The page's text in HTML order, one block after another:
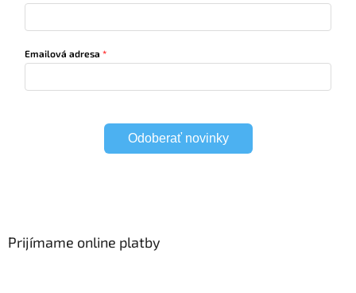
Emailová adresa
Odoberať novinky
Prijímame online platby